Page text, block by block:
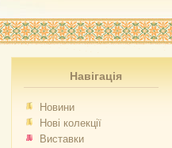
Навігація
Новини
Нові колекції
Виставки